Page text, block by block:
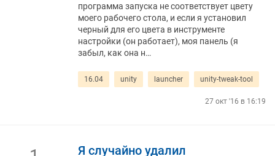
программа запуска не соответствует цвету
моего рабочего стола, и если я установил
черный для его цвета в инструменте
настройки (он работает), моя панель (я
забыл, как она н…
16.04 unity launcher unity-tweak-tool
27 окт '16 в 16:19
Я случайно удалил